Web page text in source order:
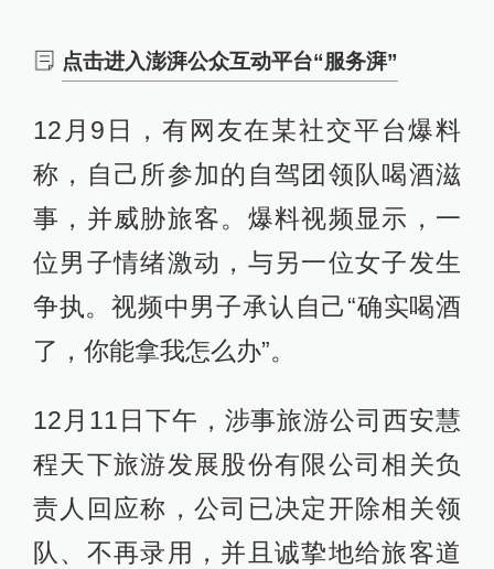
点击进入澎湃公众互动平台“服务湃”
12月9日，有网友在某社交平台爆料
称，自己所参加的自驾团领队喝酒滋
事，并威胁旅客。爆料视频显示，一
位男子情绪激动，与另一位女子发生
争执。视频中男子承认自己“确实喝酒
了，你能拿我怎么办”。
12月11日下午，涉事旅游公司西安慧
程天下旅游发展股份有限公司相关负
责人回应称，公司已决定开除相关领
队、不再录用，并且诚挚地给旅客道